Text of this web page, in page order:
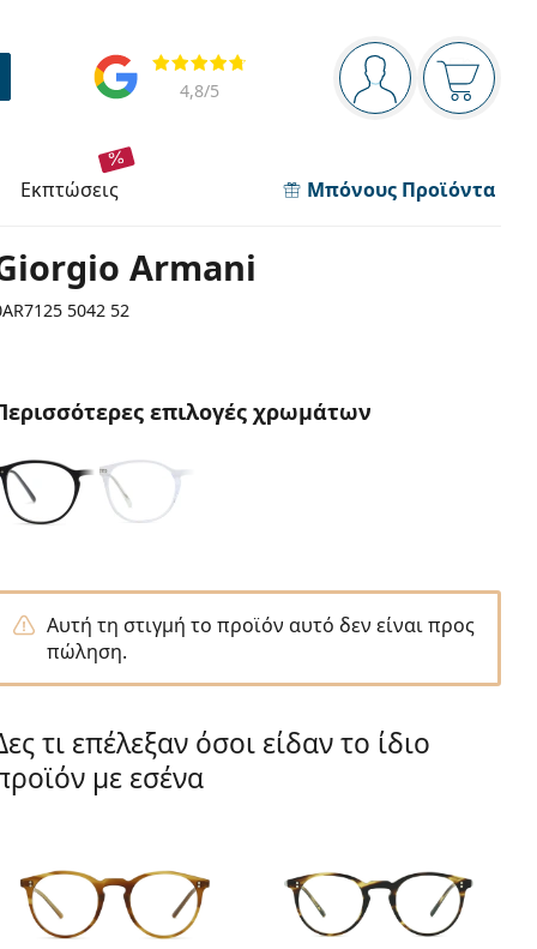
Πίνακας πλοήγησης
Είστε
Το
Αξιολογήσεις
4,8/5
εκπτώσεις Μπόνους Προϊόντα
Armani
5042 52
επιλογές χρωμάτων
Αυτή τη στιγμή το προϊόν αυτό δεν είναι προς
πώληση.
τι επέλεξαν όσοι είδαν το ίδιο
με εσένα